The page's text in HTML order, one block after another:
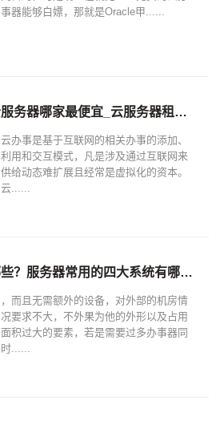
事器能够白嫖，那就是Oracle甲......
服务器租用费用一年云服务器哪家最便宜_云服务器租用价格多少钱一年-A5创业网
云办事是基于互联网的相关办事的添加、
利用和交互模式，凡是涉及通过互联网来
供给动态难扩展且经常是虚拟化的资本。
云......
常见的服务器类型有哪些？服务器常用的四大系统有哪些？-免费网页服务器
，而且无需额外的设备，对外部的机房情
况要求不大，不外果为他的外形以及占用
面积过大的要素，若是需要过多办事器同
时......